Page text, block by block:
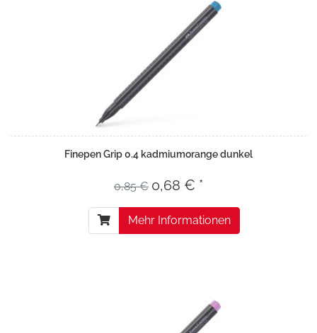
Finepen Grip 0.4 kadmiumorange dunkel
0,85 € 0,68 € *
Mehr Informationen